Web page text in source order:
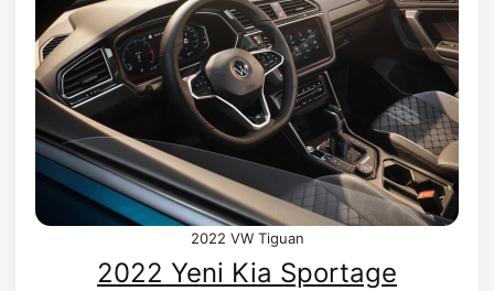
2022 VW Tiguan
2022 Yeni Kia Sportage